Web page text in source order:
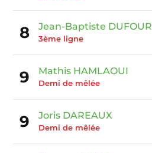
8 Jean-Baptiste DUFOUR
3ème ligne
9 Mathis HAMLAOUI
Demi de mêlée
9 Joris DAREAUX
Demi de mêlée